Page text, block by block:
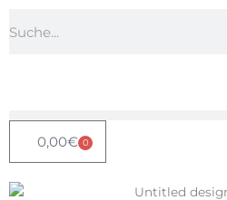
Inhalt
0,00€ 0
Warenkorb